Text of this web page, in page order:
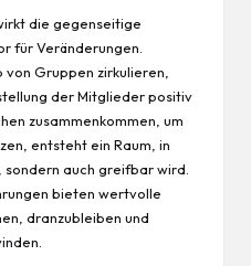
die gegenseitige
für Veränderungen.
Gruppen zirkulieren,
der Mitglieder positiv
zusammenkommen, um
entsteht ein Raum, in
auch greifbar wird.
bieten wertvolle
dranzubleiben und